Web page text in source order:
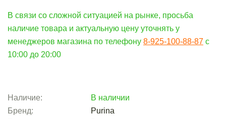
В связи со сложной ситуацией на рынке, просьба
наличие товара и актуальную цену уточнять у
менеджеров магазина по телефону 8-925-100-88-87 c
10:00 до 20:00
Наличие:
В наличии
Бренд:
Purina